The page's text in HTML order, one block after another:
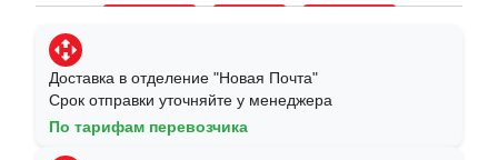
Доставка в отделение "Новая Почта"
Срок отправки уточняйте у менеджера
По тарифам перевозчика